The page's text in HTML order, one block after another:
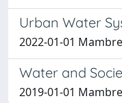
Urban Water
2022-01-01
Water and
2019-01-01